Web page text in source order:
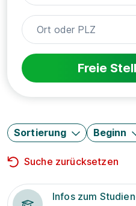
Freie
Sortierung Beginn
Suche zurücksetzen
Infos zum